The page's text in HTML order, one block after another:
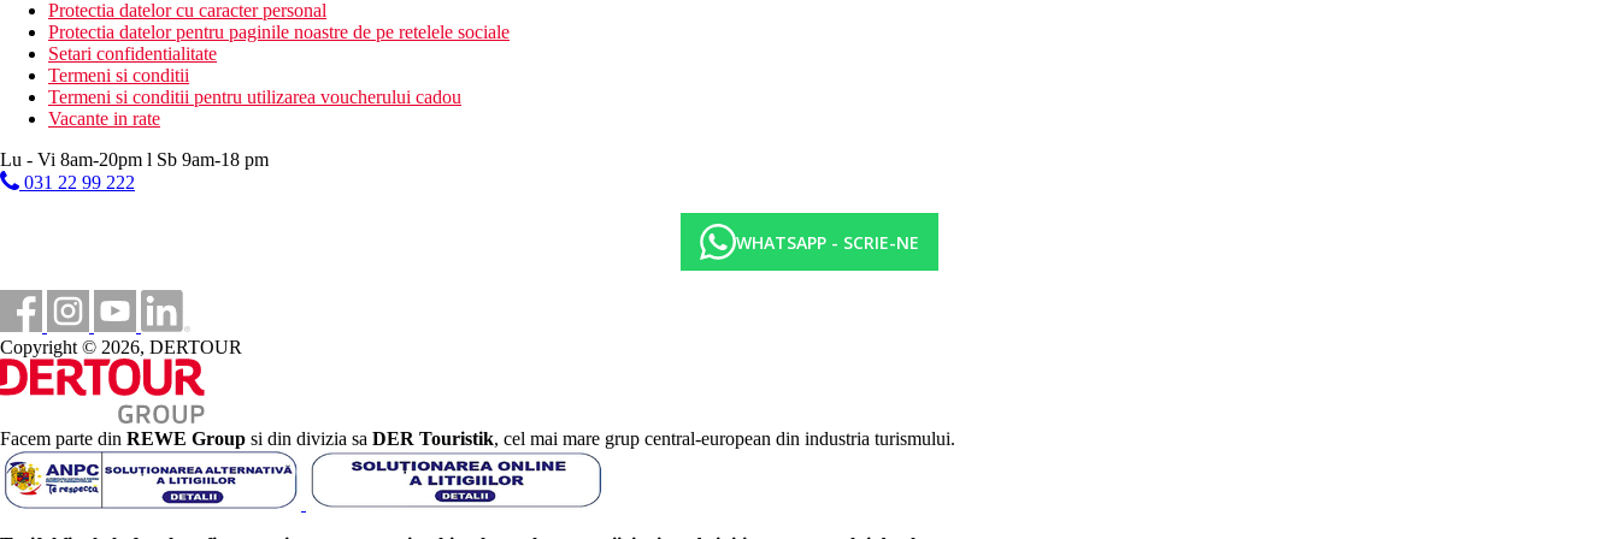
nisipos
sezlonguri, umbrele si prosoape gratuite
bar pe plaja
Activitati sportive gratuite
programe de animatie
programe de seara
2 terenuri de tenis (iluminat si echipament contra cost)
tenis de masa
bocce
aerobic
gimnastica acvatica
polo
canoe
pedale
darts
Activitati sportive contra cost
biliard
inchirieri auto
Protectia datelor cu caracter personal
Protectia datelor pentru paginile noastre de pe retelele sociale
Setari confidentialitate
Termeni si conditii
Termeni si conditii pentru utilizarea voucherului cadou
Vacante in rate
Lu - Vi 8am-20pm l Sb 9am-18 pm
031 22 99 222
WHATSAPP - SCRIE-NE
Copyright © 2026, DERTOUR
Facem parte din REWE Group si din divizia sa DER Touristik, cel mai mare grup central-european din industria turismului.